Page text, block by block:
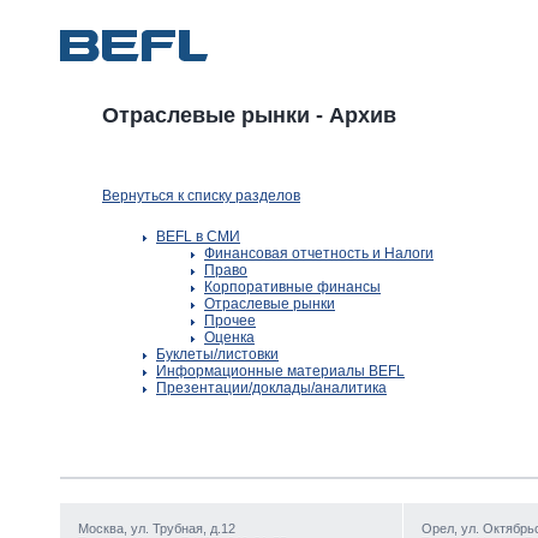
Отраслевые рынки - Архив
Вернуться к списку разделов
BEFL в СМИ
Финансовая отчетность и Налоги
Право
Корпоративные финансы
Отраслевые рынки
Прочее
Оценка
Буклеты/листовки
Информационные материалы BEFL
Презентации/доклады/аналитика
Москва, ул. Трубная, д.12
Орел, ул.